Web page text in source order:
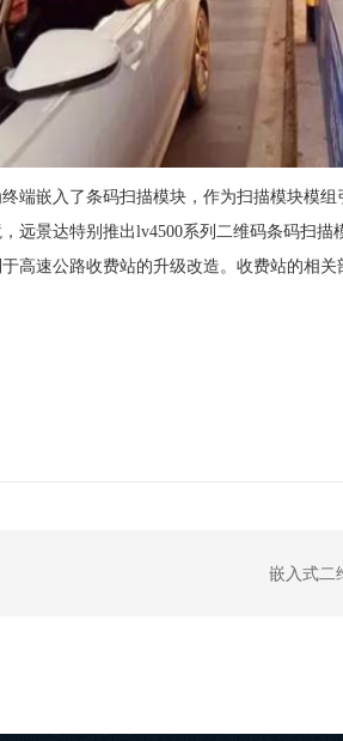
嵌入了条码扫描模块，作为扫描模块模
远景达特别推出lv4500系列二维码条码扫
高速公路收费站的升级改造。收费站的相
嵌入式二